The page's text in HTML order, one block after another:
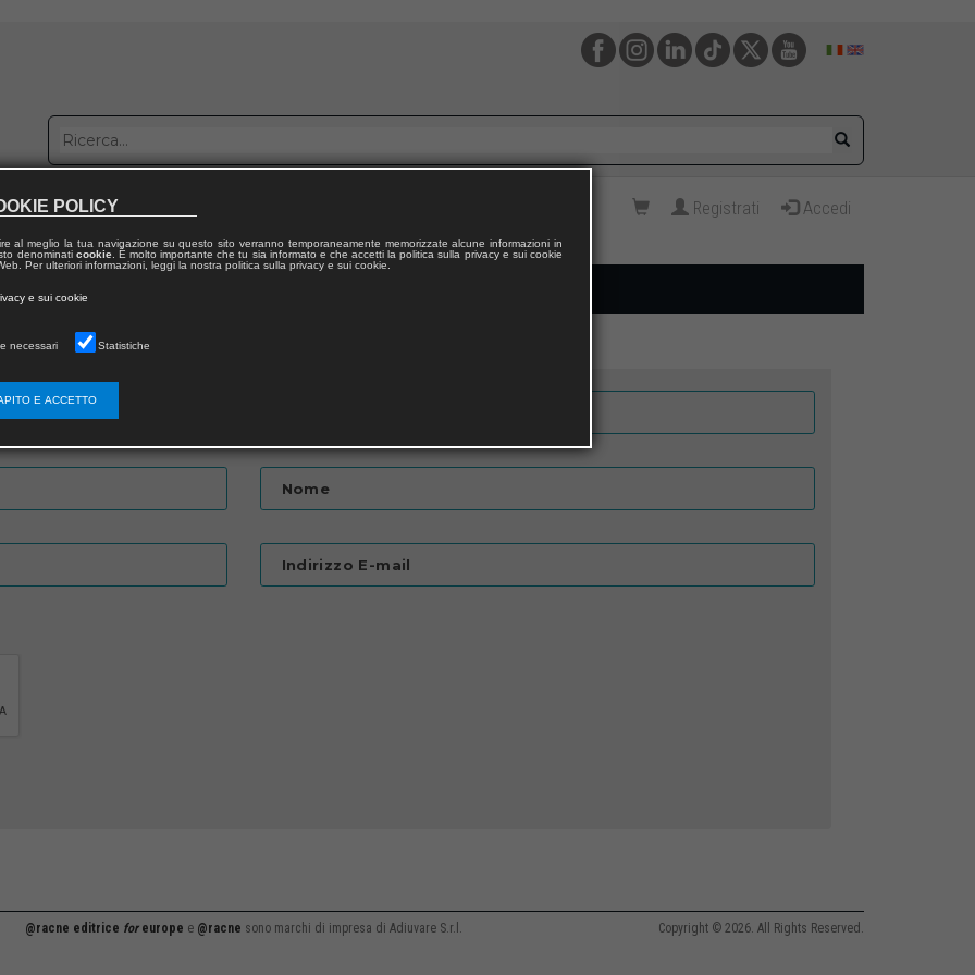
con noi Registrati Accedi
Nome
Indirizzo E-mail
@racne editrice foreurope e @racne sono marchi di impresa di Adiuvare S.r.l. Copyright © 2026. All Rights Reserved.
POLICY
al meglio la tua navigazione su questo sito verranno temporaneamente memorizzate alcune informazioni in
denominati cookie. È molto importante che tu sia informato e che accetti la politica sulla privacy e sui cookie
Per ulteriori informazioni, leggi la nostra politica sulla privacy e sui cookie.
e sui cookie
necessari Statistiche
E ACCETTO